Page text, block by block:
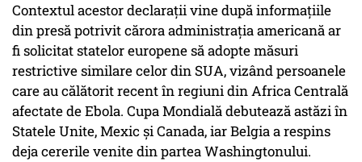
Contextul acestor declarații vine după informațiile
din presă potrivit cărora administrația americană ar
fi solicitat statelor europene să adopte măsuri
restrictive similare celor din SUA, vizând persoanele
care au călătorit recent în regiuni din Africa Centrală
afectate de Ebola. Cupa Mondială debutează astăzi în
Statele Unite, Mexic și Canada, iar Belgia a respins
deja cererile venite din partea Washingtonului.